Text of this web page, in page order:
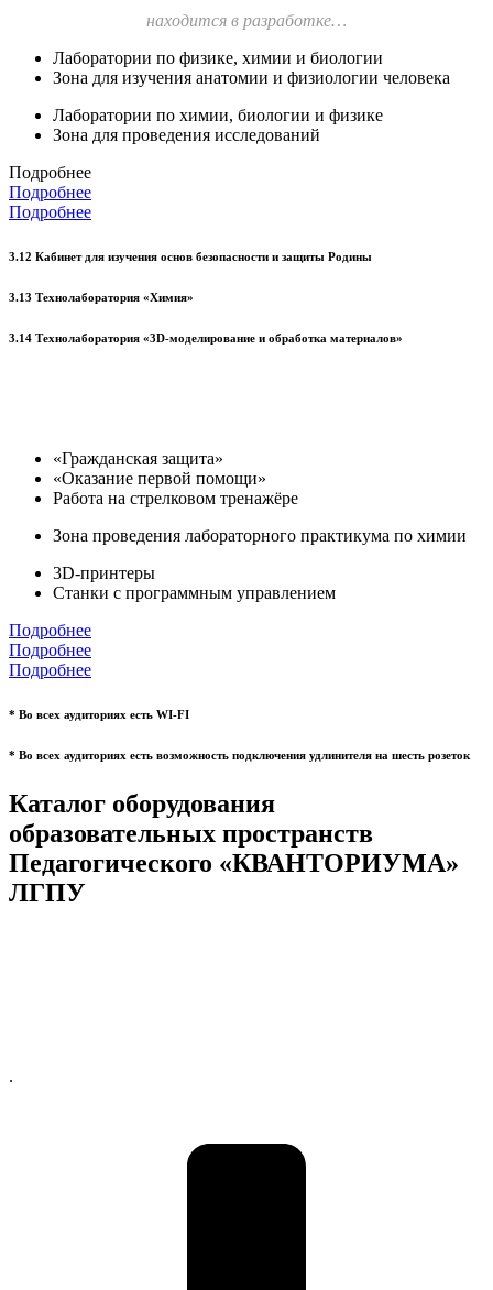
находится в разработке…
Лаборатории по физике, химии и биологии
Зона для изучения анатомии и физиологии человека
Лаборатории по химии, биологии и физике
Зона для проведения исследований
Подробнее
Подробнее
Подробнее
3.12 Кабинет для изучения основ безопасности и защиты Родины
3.13 Технолаборатория «Химия»
3.14 Технолаборатория «3D-моделирование и обработка материалов»
«Гражданская защита»
«Оказание первой помощи»
Работа на стрелковом тренажёре
Зона проведения лабораторного практикума по химии
3D-принтеры
Станки с программным управлением
Подробнее
Подробнее
Подробнее
* Во всех аудиториях есть WI-FI
* Во всех аудиториях есть возможность подключения удлинителя на шесть розеток
Каталог оборудования
образовательных пространств
Педагогического «КВАНТОРИУМА»
ЛГПУ
.